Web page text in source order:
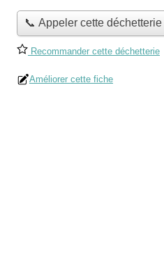
📞 Appeler cette déchetterie
Recommander cette déchetterie
Améliorer cette fiche